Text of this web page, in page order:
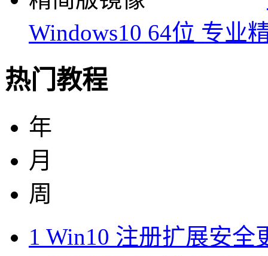
Windows10 64位 专业
热门教程
年
月
周
1 Win10 注册扩展安全